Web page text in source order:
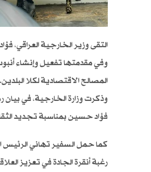
التقى وزير الخارجية العراقي،
وفي مقدمتها تفعيل وإنشاء
المصالح الاقتصادية لكلا البلدين.
وذكرت وزارة الخارجية، في بيان
فؤاد حسين بمناسبة تجديد
كما حمل السفير تهاني الرئيس
رغبة أنقرة الجادة في تعزيز